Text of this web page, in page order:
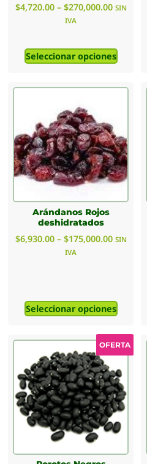
$4,720.00 – $270,000.00 SIN
IVA
Seleccionar opciones
Arándanos Rojos
deshidratados
$6,930.00 – $175,000.00 SIN
IVA
Seleccionar opciones
OFERTA